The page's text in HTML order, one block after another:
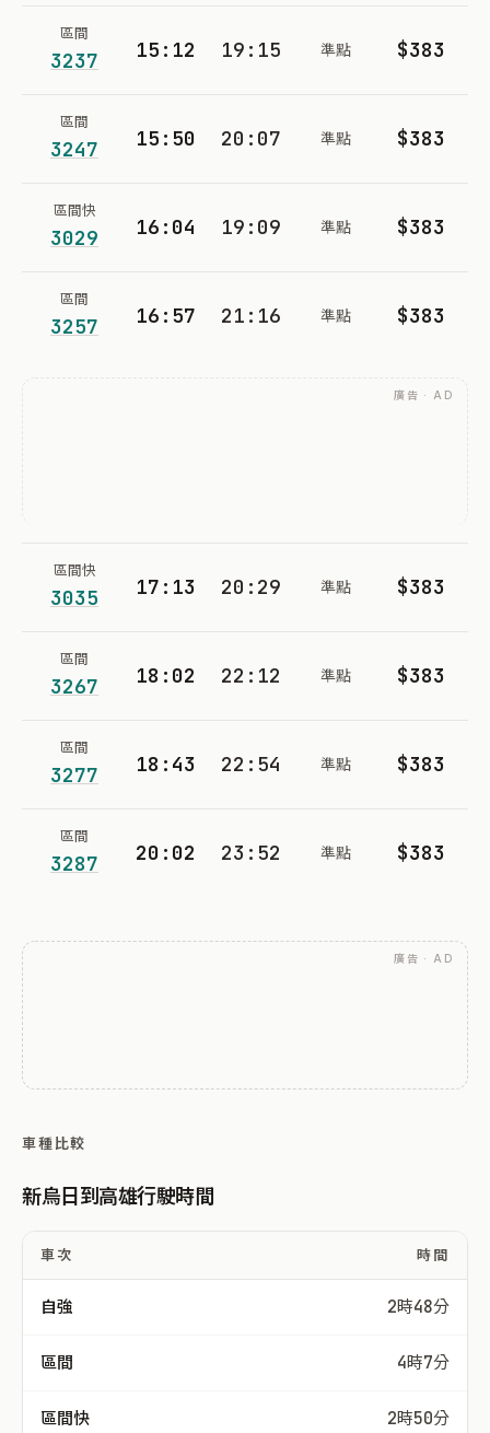
區間
3237 15:12 19:15 準點 $383
區間
3247 15:50 20:07 準點 $383
區間快
3029 16:04 19:09 準點 $383
區間
3257 16:57 21:16 準點 $383
廣告 · AD
區間快
3035 17:13 20:29 準點 $383
區間
3267 18:02 22:12 準點 $383
區間
3277 18:43 22:54 準點 $383
區間
3287 20:02 23:52 準點 $383
廣告 · AD
車種比較
新烏日到高雄行駛時間
車次 時間
自強 2時48分
區間 4時7分
區間快 2時50分